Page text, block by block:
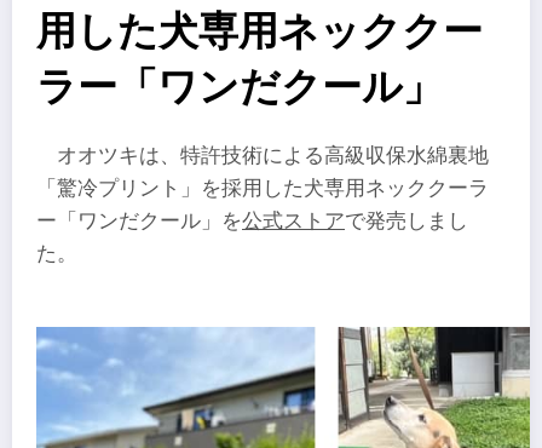
用した犬専用ネッククー
ラー「ワンだクール」
オオツキは、特許技術による高級収保水綿裏地
「驚冷プリント」を採用した犬専用ネッククーラ
ー「ワンだクール」を公式ストアで発売しまし
た。